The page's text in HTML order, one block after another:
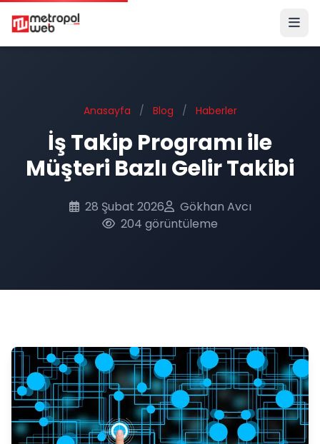
Ana içeriğe geç
Anasayfa / Blog / Haberler
İş Takip Programı ile
Müşteri Bazlı Gelir Takibi
28 Şubat 2026
Gökhan Avcı
204 görüntüleme